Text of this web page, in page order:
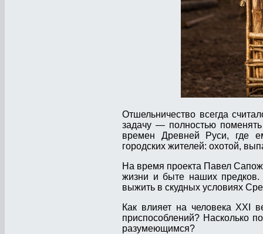
Отшельничество всегда
задачу — полностью поменять
времен Древней Руси, где
городских жителей: охотой,
На время проекта Павел
жизни и быте наших
выжить в скудных условиях
Как влияет на человека XXI
приспособлений? Насколько
разумеющимся?